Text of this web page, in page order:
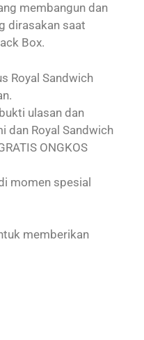
membangun dan
dirasakan saat
Box.
Royal Sandwich
ulasan dan
dan Royal Sandwich
ONGKOS
momen spesial
memberikan